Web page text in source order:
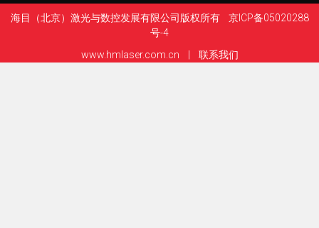
海目（北京）激光与数控发展有限公司版权所有 京ICP备05020288
号-4
www.hmlaser.com.cn
联系我们